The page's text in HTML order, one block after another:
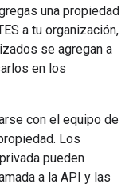
una propiedad
a tu organización,
se agregan a
en los
con el equipo de
Los
pueden
a la API y las